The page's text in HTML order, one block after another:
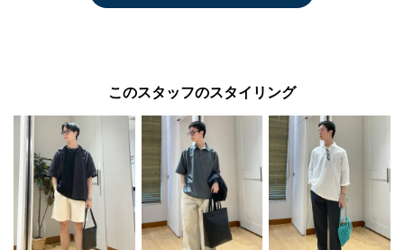
このスタッフのスタイリング